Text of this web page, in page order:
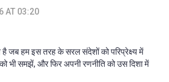
AT 03:20
है जब हम इस तरह के सरल संदेशों को परिप्रेक्ष्य में
भी समझें, और फिर अपनी रणनीति को उस दिशा में